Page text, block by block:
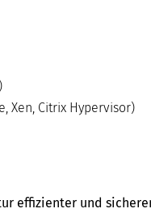
Xen, Citrix Hypervisor)
effizienter und